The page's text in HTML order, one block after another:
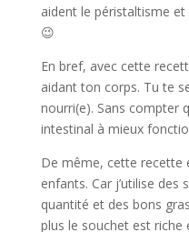
aident le péristaltisme
😉
En bref, avec cette
aidant ton corps. Tu te
nourri(e). Sans compter
intestinal à mieux
De même, cette recette
enfants. Car j’utilise
quantité et des bons
plus le souchet est riche